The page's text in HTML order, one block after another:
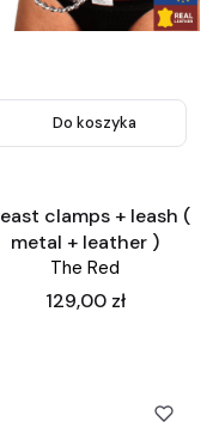
Do koszyka
clamps + leash (
metal + leather )
The Red
Cena
129,00 zł